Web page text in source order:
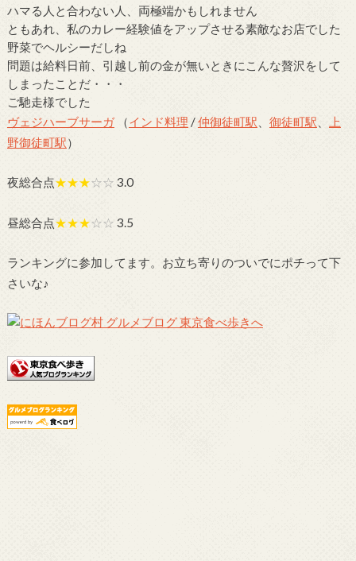
ハマる人と合わない人、両極端かもしれません
ともあれ、私のカレー経験値をアップさせる素敵なお店でした
野菜でヘルシーだしね
問題は給料日前、引越し前の金が無いときにこんな贅沢をして
しまったことだ・・・
ご馳走様でした
ヴェジハーブサーガ（インド料理 /仲御徒町駅 御徒町駅
上
野御徒町駅）
夜総合点★★★☆☆ 3.0
昼総合点★★★☆☆ 3.5
ランキングに参加してます。お立ち寄りのついでにポチって下
さいな♪